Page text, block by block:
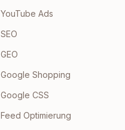
YouTube Ads
SEO
GEO
Google Shopping
Google CSS
Feed Optimierung